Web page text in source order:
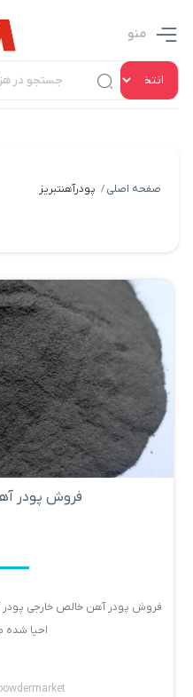
منو
صفحه اصلی / پودرآهنتبریز
فروش پودر
فروش پودر آهن خالص خارجی پودر
احیا شده